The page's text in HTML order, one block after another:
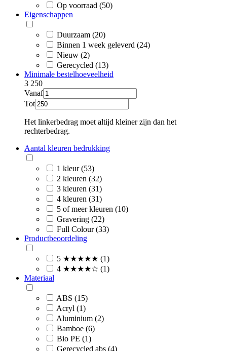
Op voorraad (50)
Eigenschappen
Duurzaam (20)
Binnen 1 week geleverd (24)
Nieuw (2)
Gerecycled (13)
Minimale bestelhoeveelheid
3 250
Vanaf
Tot
Het linkerbedrag moet altijd kleiner zijn dan het
rechterbedrag.
Aantal kleuren bedrukking
1 kleur (53)
2 kleuren (32)
3 kleuren (31)
4 kleuren (31)
5 of meer kleuren (10)
Gravering (22)
Full Colour (33)
Productbeoordeling
5 ★★★★★ (1)
4 ★★★★☆ (1)
Materiaal
ABS (15)
Acryl (1)
Aluminium (2)
Bamboe (6)
Bio PE (1)
Gerecycled abs (4)